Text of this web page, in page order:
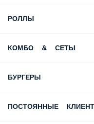
РОЛЛЫ
КОМБО & СЕТЫ
БУРГЕРЫ
ПОСТОЯННЫЕ КЛИЕНТЫ